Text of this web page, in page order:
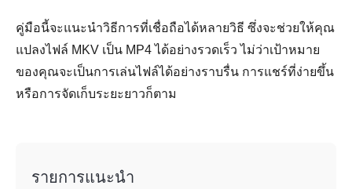
คู่มือนี้จะแนะนำวิธีการที่เชื่อถือได้หลายวิธี ซึ่งจะช่วยให้คุณ
แปลงไฟล์ MKV เป็น MP4 ได้อย่างรวดเร็ว ไม่ว่าเป้าหมาย
ของคุณจะเป็นการเล่นไฟล์ได้อย่างราบรื่น การแชร์ที่ง่ายขึ้น
หรือการจัดเก็บระยะยาวก็ตาม
รายการแนะนำ